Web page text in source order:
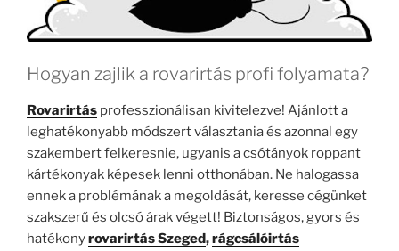
Hogyan zajlik a rovarirtás profi folyamata?
Rovarirtás professzionálisan kivitelezve! Ajánlott a
leghatékonyabb módszert választania és azonnal egy
szakembert felkeresnie, ugyanis a csótányok roppant
kártékonyak képesek lenni otthonában. Ne halogassa
ennek a problémának a megoldását, keresse cégünket
szakszerű és olcsó árak végett! Biztonságos, gyors és
hatékonyrovarirtás Szeged,rágcsálóirtás